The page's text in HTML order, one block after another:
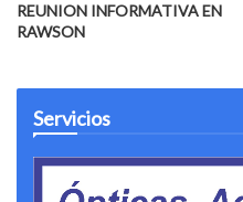
REUNION INFORMATIVA EN
RAWSON
Servicios